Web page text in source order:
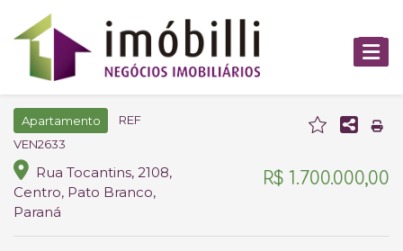
Apartamento
REF
VEN2633
Rua Tocantins, 2108,
Centro, Pato Branco,
Paraná
R$ 1.700.000,00